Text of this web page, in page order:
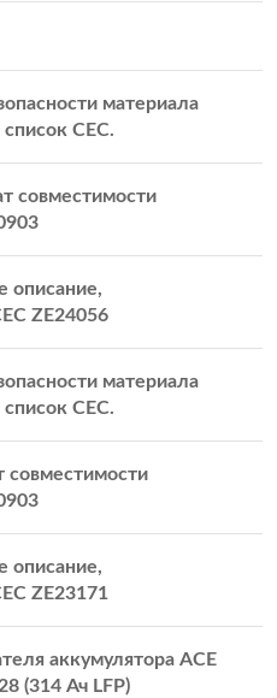
материала
CEC.
совместимости
описание,
ZE24056
материала
CEC.
совместимости
описание,
ZE23171
аккумулятора ACE
(314 Ач LFP)